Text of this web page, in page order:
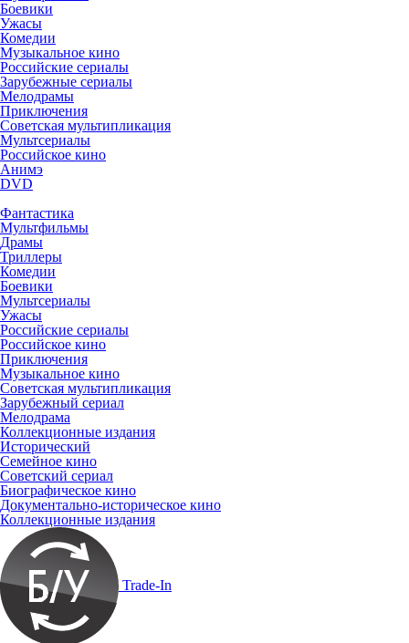
Боевики
Ужасы
Комедии
Музыкальное кино
Российские сериалы
Зарубежные сериалы
Мелодрамы
Приключения
Советская мультипликация
Мультсериалы
Российское кино
Анимэ
DVD
Фантастика
Мультфильмы
Драмы
Триллеры
Комедии
Боевики
Мультсериалы
Ужасы
Российские сериалы
Российское кино
Приключения
Музыкальное кино
Советская мультипликация
Зарубежный сериал
Мелодрама
Коллекционные издания
Исторический
Семейное кино
Советский сериал
Биографическое кино
Документально-историческое кино
Коллекционные издания
Trade-In